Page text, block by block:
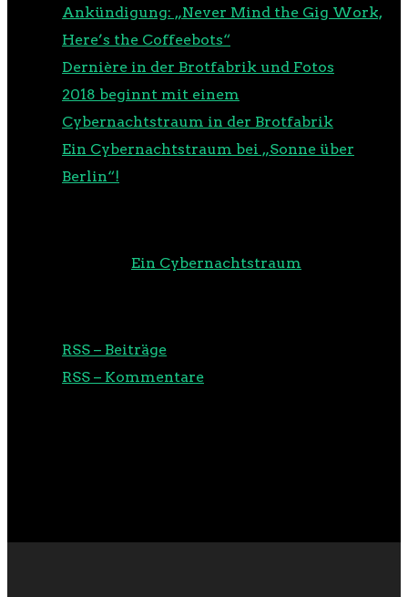
Ankündigung: „Never Mind the Gig Work,
Here’s the Coffeebots“
Dernière in der Brotfabrik und Fotos
2018 beginnt mit einem
Cybernachtstraum in der Brotfabrik
Ein Cybernachtstraum bei „Sonne über
Berlin“!
Ein Cybernachtstraum
RSS – Beiträge
RSS – Kommentare